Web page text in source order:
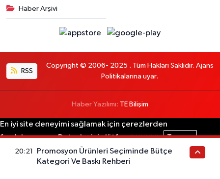
Haber Arşivi
RSS
Copyright © 2006- 2025 . Tüm Hakları Saklıdır. Ajans
Politikalarına uyar.
Haber Yazılımı: TE Bilişim
En iyi site deneyimi sağlamak için çerezlerden
faydalanıyoruz. Detaylar için lütfenOKUYUN Tamam
20:21
Promosyon Ürünleri Seçiminde Bütçe
Kategori Ve Baskı Rehberi